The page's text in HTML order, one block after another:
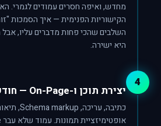
מחדש, ואיפה חסרים עמודים לגמרי.
הקישוריות הפנימית — איך הסמכות
השלבים שהכי פחות מדברים עליו,
היא ישירה.
4
יצירת תוכן ו-On-Page — חודשים 2–4